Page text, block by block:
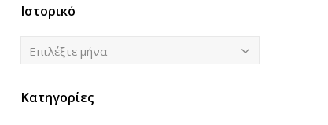
Ιστορικό
Ιστορικό
Επιλέξτε μήνα
Κατηγορίες